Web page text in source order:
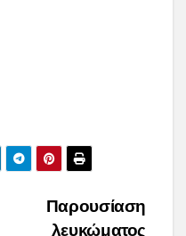
Παρουσίαση
λευκώματος